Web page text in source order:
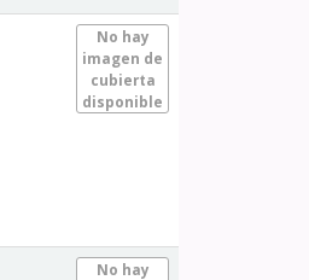
No hay
imagen de
cubierta
disponible
No hay